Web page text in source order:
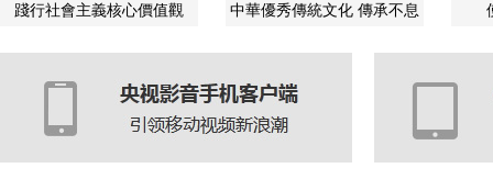
踐行社會主義核心價值觀 中華優秀傳統文化 傳承不息